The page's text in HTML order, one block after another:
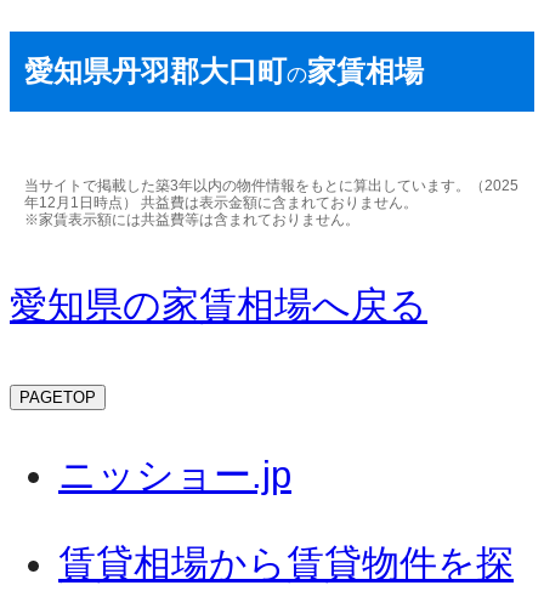
愛知県丹羽郡大口町の家賃相場
当サイトで掲載した築3年以内の物件情報をもとに算出しています。（2025
年12月1日時点） 共益費は表示金額に含まれておりません。
※家賃表示額には共益費等は含まれておりません。
愛知県の家賃相場へ戻る
PAGETOP
ニッショー.jp
賃貸相場から賃貸物件を探